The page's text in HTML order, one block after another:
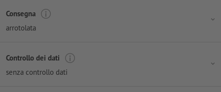
Consegna
arrotolata
Controllo dei dati
senza controllo dati